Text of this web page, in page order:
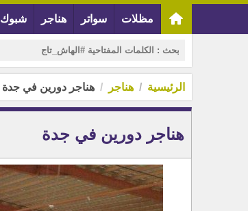
مظلات سواتر هناجر شبوك
الرئيسية هناجر هناجر دورين في جدة
هناجر دورين في جدة